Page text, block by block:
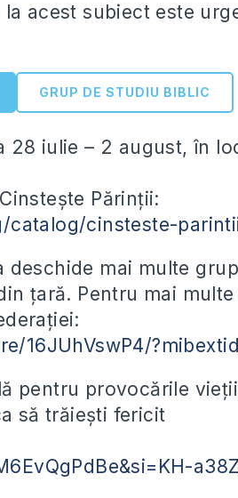
acest subiect este
GRUP DE STUDIU BIBLIC
28 iulie – 2 august, în
Părinții:
catalog/cinsteste-
deschide mai multe
țară. Pentru mai
16JUhVswP4/
pentru provocările
să trăiești fericit